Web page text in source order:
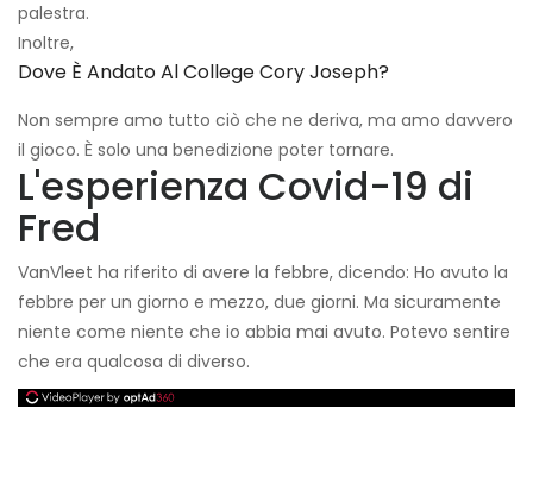
palestra.
Inoltre,
Dove È Andato Al College Cory Joseph?
Non sempre amo tutto ciò che ne deriva, ma amo davvero
il gioco. È solo una benedizione poter tornare.
L'esperienza Covid-19 di
Fred
VanVleet ha riferito di avere la febbre, dicendo: Ho avuto la
febbre per un giorno e mezzo, due giorni. Ma sicuramente
niente come niente che io abbia mai avuto. Potevo sentire
che era qualcosa di diverso.